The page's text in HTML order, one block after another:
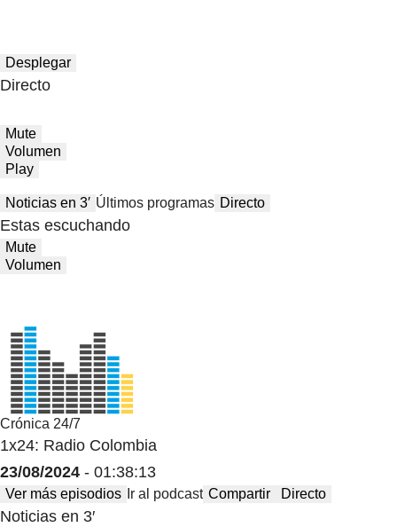
Desplegar
Directo
Mute
Volumen
Play
Noticias en 3′ Últimos programas Directo
Estas escuchando
Mute
Volumen
Crónica 24/7
1x24: Radio Colombia
23/08/2024 - 01:38:13
Ver más episodios Ir al podcast Compartir Directo
Noticias en 3′